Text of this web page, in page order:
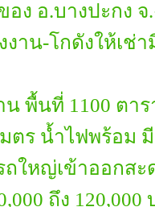
ง อ.บางปะกง จ.
งาน-โกดังให้เ
น พื้นที่ 1100 ตาร
มตร น้ำไฟพร้อม
ใหญ่เข้าออกสะ
ถึง